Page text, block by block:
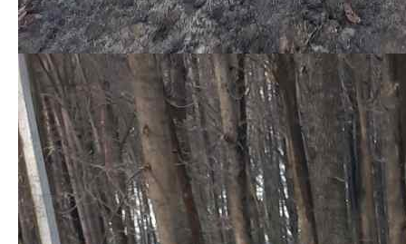
Ваш адрес email не будет опубликован.
Обязательные
поля помечены*
Комментарий*
Имя* Email Сайт